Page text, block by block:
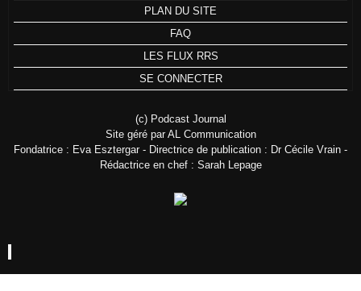
PLAN DU SITE
FAQ
LES FLUX RRS
SE CONNECTER
(c) Podcast Journal
Site géré par AL Communication
Fondatrice : Eva Esztergar - Directrice de publication : Dr Cécile Vrain -
Rédactrice en chef : Sarah Lepage